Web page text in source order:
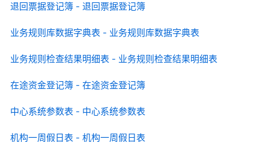
退回票据登记簿 - 退回票据登记簿
业务规则库数据字典表 - 业务规则库数据字典表
业务规则检查结果明细表 - 业务规则检查结果明细表
在途资金登记簿 - 在途资金登记簿
中心系统参数表 - 中心系统参数表
机构一周假日表 - 机构一周假日表